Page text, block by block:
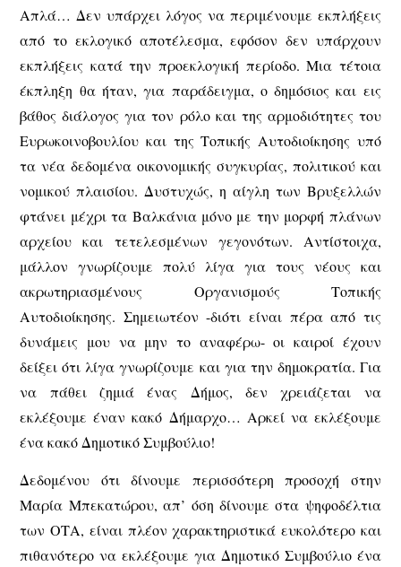
Απλά… Δεν υπάρχει λόγος να περιμένουμε εκπλήξεις
από το εκλογικό αποτέλεσμα, εφόσον δεν υπάρχουν
εκπλήξεις κατά την προεκλογική περίοδο. Μια τέτοια
έκπληξη θα ήταν, για παράδειγμα, ο δημόσιος και εις
βάθος διάλογος για τον ρόλο και της αρμοδιότητες του
Ευρωκοινοβουλίου και της Τοπικής Αυτοδιοίκησης υπό
τα νέα δεδομένα οικονομικής συγκυρίας, πολιτικού και
νομικού πλαισίου. Δυστυχώς, η αίγλη των Βρυξελλών
φτάνει μέχρι τα Βαλκάνια μόνο με την μορφή πλάνων
αρχείου και τετελεσμένων γεγονότων. Αντίστοιχα,
μάλλον γνωρίζουμε πολύ λίγα για τους νέους και
ακρωτηριασμένους Οργανισμούς Τοπικής
Αυτοδιοίκησης. Σημειωτέον -διότι είναι πέρα από τις
δυνάμεις μου να μην το αναφέρω- οι καιροί έχουν
δείξει ότι λίγα γνωρίζουμε και για την δημοκρατία. Για
να πάθει ζημιά ένας Δήμος, δεν χρειάζεται να
εκλέξουμε έναν κακό Δήμαρχο… Αρκεί να εκλέξουμε
ένα κακό Δημοτικό Συμβούλιο!
Δεδομένου ότι δίνουμε περισσότερη προσοχή στην
Μαρία Μπεκατώρου, απ’ όση δίνουμε στα ψηφοδέλτια
των ΟΤΑ, είναι πλέον χαρακτηριστικά ευκολότερο και
πιθανότερο να εκλέξουμε για Δημοτικό Συμβούλιο ένα